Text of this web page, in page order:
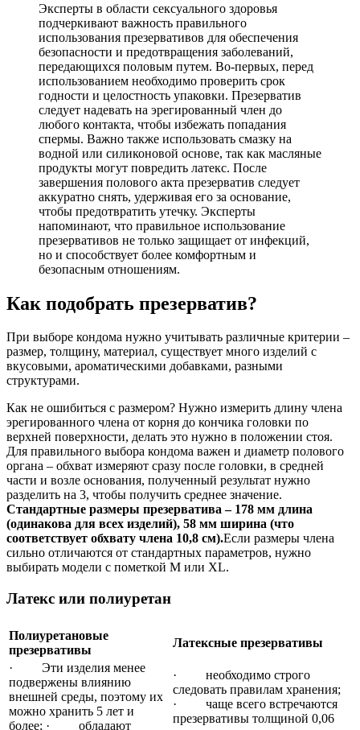
Эксперты в области сексуального здоровья
подчеркивают важность правильного
использования презервативов для обеспечения
безопасности и предотвращения заболеваний,
передающихся половым путем. Во-первых, перед
использованием необходимо проверить срок
годности и целостность упаковки. Презерватив
следует надевать на эрегированный член до
любого контакта, чтобы избежать попадания
спермы. Важно также использовать смазку на
водной или силиконовой основе, так как масляные
продукты могут повредить латекс. После
завершения полового акта презерватив следует
аккуратно снять, удерживая его за основание,
чтобы предотвратить утечку. Эксперты
напоминают, что правильное использование
презервативов не только защищает от инфекций,
но и способствует более комфортным и
безопасным отношениям.
Как подобрать презерватив?
При выборе кондома нужно учитывать различные критерии –
размер, толщину, материал, существует много изделий с
вкусовыми, ароматическими добавками, разными
структурами.
Как не ошибиться с размером? Нужно измерить длину члена
эрегированного члена от корня до кончика головки по
верхней поверхности, делать это нужно в положении стоя.
Для правильного выбора кондома важен и диаметр полового
органа – обхват измеряют сразу после головки, в средней
части и возле основания, полученный результат нужно
разделить на 3, чтобы получить среднее значение.
Стандартные размеры презерватива – 178 мм длина
(одинакова для всех изделий), 58 мм ширина (что
соответствует обхвату члена 10,8 см).Если размеры члена
сильно отличаются от стандартных параметров, нужно
выбирать модели с пометкой M или XL.
Латекс или полиуретан
Полиуретановые
презервативы
Латексные презервативы
· Эти изделия менее
подвержены влиянию
внешней среды, поэтому их
можно хранить 5 лет и
более; · обладают
· необходимо строго
следовать правилам хранения;
· чаще всего встречаются
презервативы толщиной 0,06